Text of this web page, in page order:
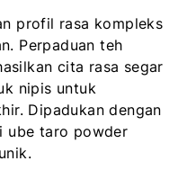
profil rasa kompleks
Perpaduan teh
cita rasa segar
nipis untuk
Dipadukan dengan
ube taro powder